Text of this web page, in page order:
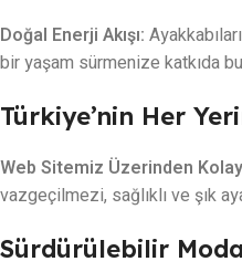
Doğal Enerji Akışı:
bir yaşam sürmenize katkıda
Türkiye’nin Her
Web Sitemiz Üzerinden
vazgeçilmezi, sağlıklı ve şık
Sürdürülebilir Moda